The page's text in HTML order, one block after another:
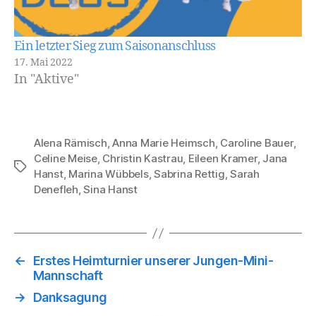
Ein letzter Sieg zum Saisonanschluss
17. Mai 2022
In "Aktive"
Schlagwörter
Alena Rämisch,Anna Marie Heimsch, Caroline Bauer,
Celine Meise, Christin Kastrau, Eileen Kramer, Jana
Hanst, Marina Wübbels,Sabrina Rettig,Sarah
Denefleh,Sina Hanst
←
Erstes Heimturnier unserer Jungen-Mini-
Mannschaft
→
Danksagung